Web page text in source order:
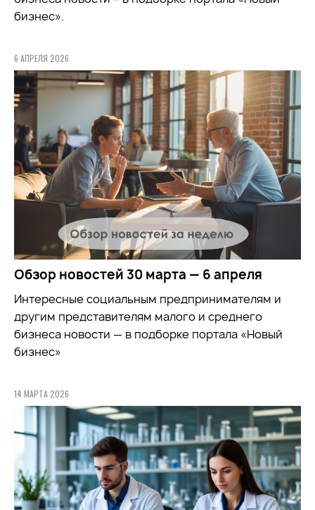
бизнес».
6 АПРЕЛЯ 2026
Обзор новостей 30 марта — 6 апреля
Интересные социальным предпринимателям и
другим представителям малого и среднего
бизнеса новости — в подборке портала «Новый
бизнес»
14 МАРТА 2026